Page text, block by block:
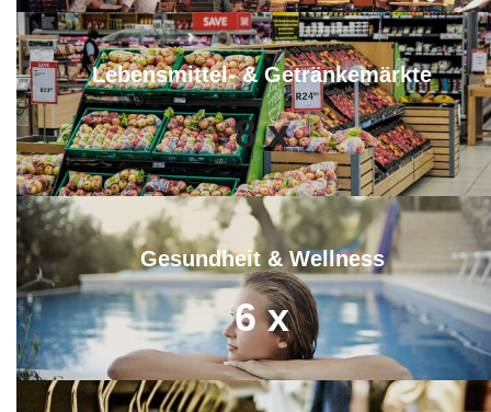
Lebensmittel- & Getränkemärkte
8 x
Gesundheit & Wellness
6 x